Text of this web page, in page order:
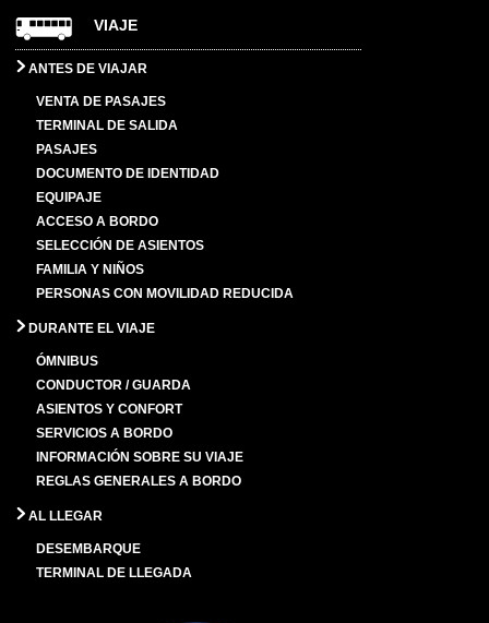
VIAJE
ANTES DE VIAJAR
VENTA DE PASAJES
TERMINAL DE SALIDA
PASAJES
DOCUMENTO DE IDENTIDAD
EQUIPAJE
ACCESO A BORDO
SELECCIÓN DE ASIENTOS
FAMILIA Y NIÑOS
PERSONAS CON MOVILIDAD REDUCIDA
DURANTE EL VIAJE
ÓMNIBUS
CONDUCTOR / GUARDA
ASIENTOS Y CONFORT
SERVICIOS A BORDO
INFORMACIÓN SOBRE SU VIAJE
REGLAS GENERALES A BORDO
AL LLEGAR
DESEMBARQUE
TERMINAL DE LLEGADA